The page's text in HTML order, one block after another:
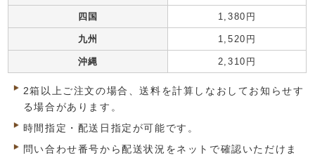
四国 1,380円
九州 1,520円
沖縄 2,310円
2箱以上ご注文の場合、送料を計算しなおしてお知らせす
る場合があります。
時間指定・配送日指定が可能です。
問い合わせ番号から配送状況をネットで確認いただけま